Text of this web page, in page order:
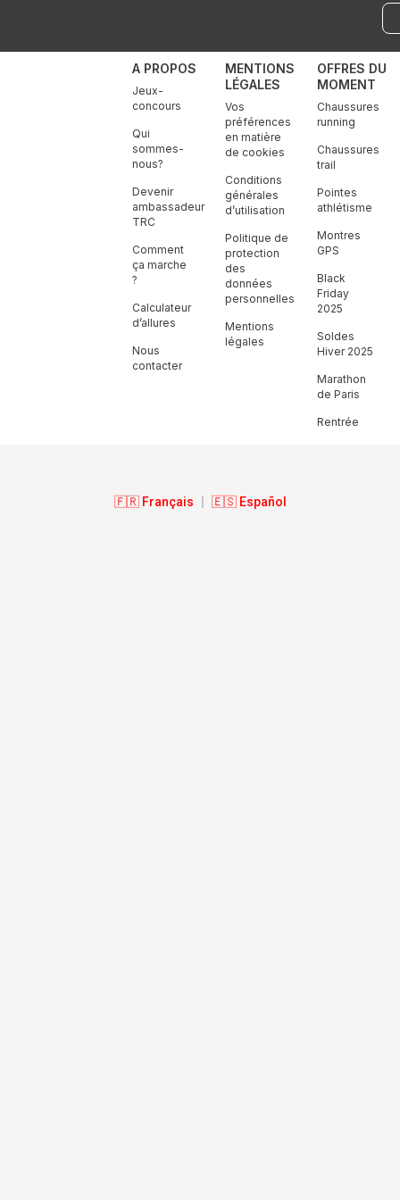
A PROPOS
Jeux-
concours
Qui
sommes-
nous?
Devenir
ambassadeur
TRC
Comment
ça marche
?
Calculateur
d’allures
Nous
contacter
MENTIONS
LÉGALES
Vos
préférences
en matière
de cookies
Conditions
générales
d’utilisation
Politique de
protection
des
données
personnelles
Mentions
légales
OFFRES DU
MOMENT
Chaussures
running
Chaussures
trail
Pointes
athlétisme
Montres
GPS
Black
Friday
2025
Soldes
Hiver 2025
Marathon
de Paris
Rentrée
🇫🇷 Français 🇪🇸 Español